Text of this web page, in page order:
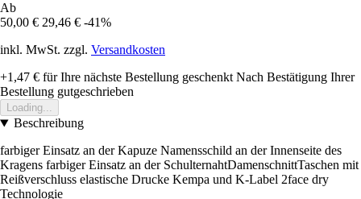
Ab
50,00 € 29,46 € -41%
inkl. MwSt. zzgl. Versandkosten
+1,47 € für Ihre nächste Bestellung geschenkt Nach Bestätigung Ihrer
Bestellung gutgeschrieben
Loading...
Beschreibung
farbiger Einsatz an der Kapuze Namensschild an der Innenseite des
Kragens farbiger Einsatz an der SchulternahtDamenschnittTaschen mit
Reißverschluss elastische Drucke Kempa und K-Label 2face dry
Technologie